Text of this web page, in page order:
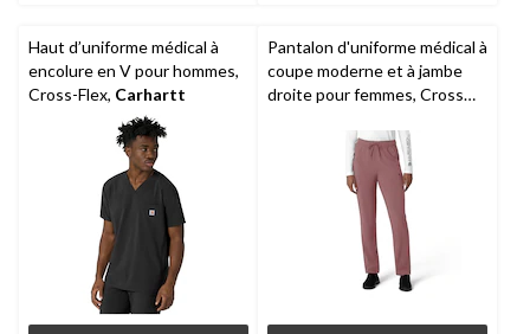
Haut d’uniforme médical à
encolure en V pour hommes,
Cross-Flex, Carhartt
Pantalon d'uniforme médical à
coupe moderne et à jambe
droite pour femmes, Cross